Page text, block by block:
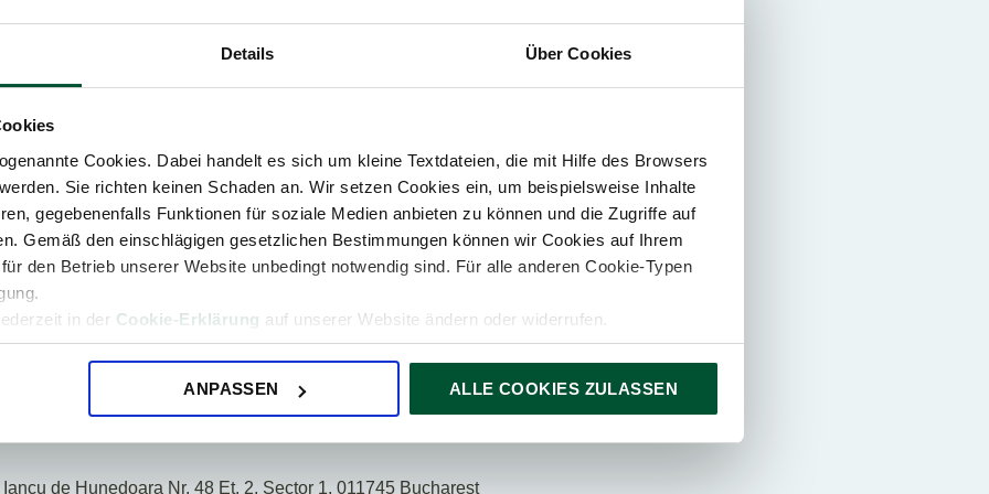
Details Über Cookies
Cookies. Dabei handelt es sich um kleine Textdateien, die mit Hilfe des Browsers
Sie richten keinen Schaden an. Wir setzen Cookies ein, um beispielsweise Inhalte
gegebenenfalls Funktionen für soziale Medien anbieten zu können und die Zugriffe auf
Gemäß den einschlägigen gesetzlichen Bestimmungen können wir Cookies auf Ihrem
den Betrieb unserer Website unbedingt notwendig sind. Für alle anderen Cookie-Typen
in der Cookie-Erklärung auf unserer Website ändern oder widerrufen.
ANPASSEN ALLE COOKIES ZULASSEN
G.S. Rakovski Str., Et. 5, 1000 Sofia
Rakovski Str., Et. 5, 1000 Sofia
28, 40323 Prelog
d.o.o., Bulevar Svetog Petra Cetinjskog 120, 8100 Podgorica
12, 61-730 Poznan
ul. Przyokopowa 33 01-208 Warszawa
Mlynska 12, 61-730 Poznan
12, 61-730 Poznan
de Hunedoara Nr. 48 Et. 2, Sector 1, 011745 Bucharest